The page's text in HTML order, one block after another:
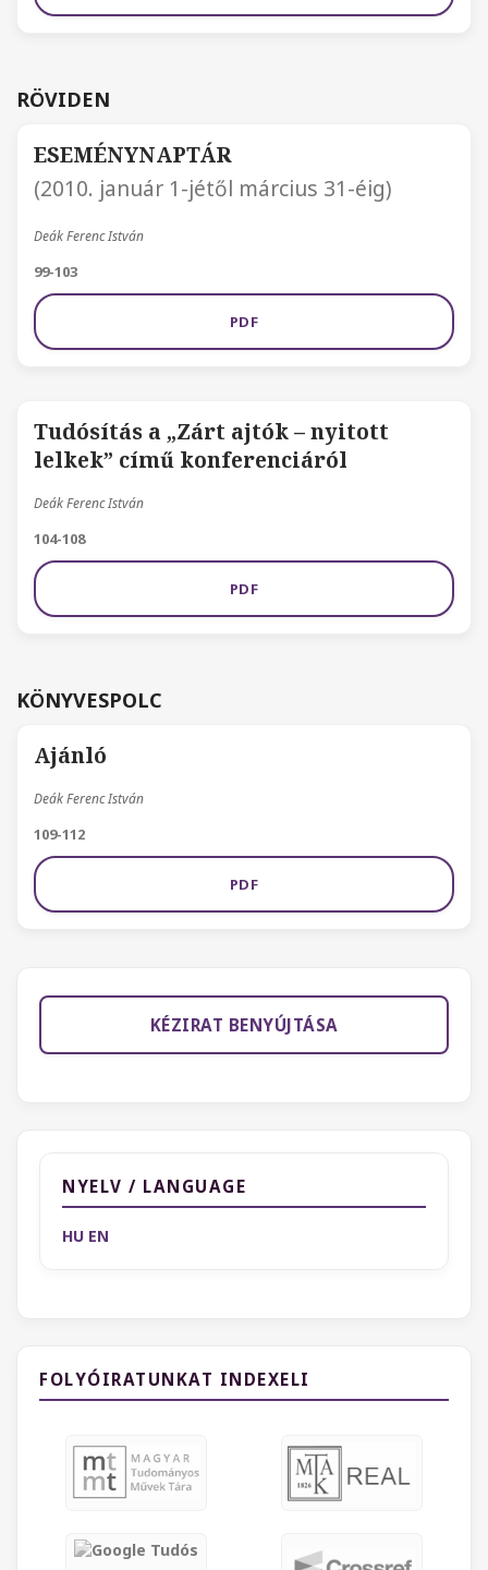
RÖVIDEN
ESEMÉNYNAPTÁR
(2010. január 1-jétől március 31-éig)
Deák Ferenc István
99-103
PDF
Tudósítás a „Zárt ajtók – nyitott
lelkek” című konferenciáról
Deák Ferenc István
104-108
PDF
KÖNYVESPOLC
Ajánló
Deák Ferenc István
109-112
PDF
KÉZIRAT BENYÚJTÁSA
NYELV / LANGUAGE
HU EN
FOLYÓIRATUNKAT INDEXELI